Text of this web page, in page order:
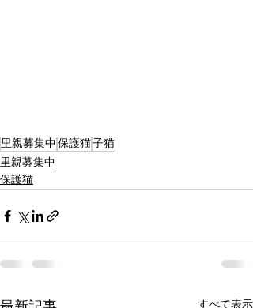
里親募集中 保護猫子猫
里親募集中
保護猫
すべて表示